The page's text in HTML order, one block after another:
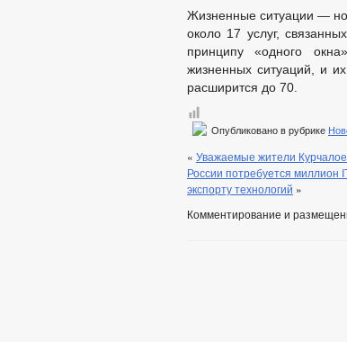
Жизненные ситуации —
около 17 услуг,
принципу «одного
жизненных ситуаций, и
расширится до 70.
Опубликовано в рубрике
« Уважаемые жители
России потребуется миллион
экспорту технологий »
Комментирование и